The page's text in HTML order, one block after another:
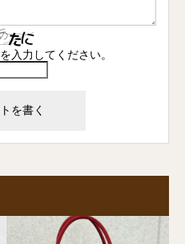
入力してください。